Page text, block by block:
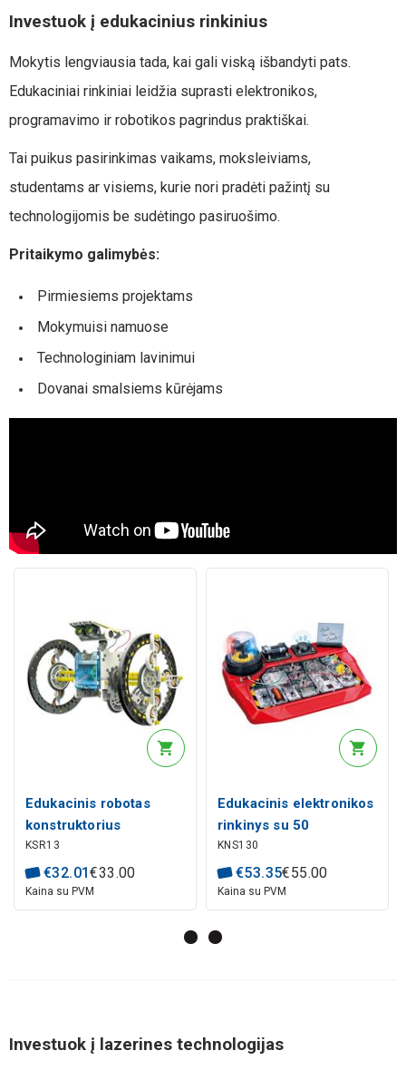
Investuok į edukacinius rinkinius
Mokytis lengviausia tada, kai gali viską išbandyti pats.
Edukaciniai rinkiniai leidžia suprasti elektronikos,
programavimo ir robotikos pagrindus praktiškai.
Tai puikus pasirinkimas vaikams, moksleiviams,
studentams ar visiems, kurie nori pradėti pažintį su
technologijomis be sudėtingo pasiruošimo.
Pritaikymo galimybės:
Pirmiesiems projektams
Mokymuisi namuose
Technologiniam lavinimui
Dovanai smalsiems kūrėjams
Edukacinis robotas
konstruktorius
maitinamas saulės
panele 14-in-1
KSR13
€32.01€33.00
Kaina su PVM
Edukacinis elektronikos
rinkinys su 50
eksperimentų (EN
kalba) elekroninės
grandinės Velleman
KNS130
€53.35€55.00
Kaina su PVM
Investuok į lazerines technologijas